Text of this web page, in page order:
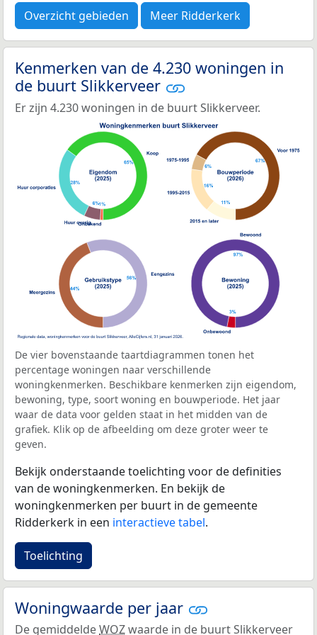
Overzicht gebieden Meer Ridderkerk
Kenmerken van de 4.230 woningen in
de buurt Slikkerveer
Er zijn 4.230 woningen in de buurt Slikkerveer.
De vier bovenstaande taartdiagrammen tonen het
percentage woningen naar verschillende
woningkenmerken. Beschikbare kenmerken zijn eigendom,
bewoning, type, soort woning en bouwperiode. Het jaar
waar de data voor gelden staat in het midden van de
grafiek. Klik op de afbeelding om deze groter weer te
geven.
Bekijk onderstaande toelichting voor de definities
van de woningkenmerken. En bekijk de
woningkenmerken per buurt in de gemeente
Ridderkerk in een interactieve tabel.
Toelichting
Woningwaarde per jaar
De gemiddeldeWOZwaarde in de buurt Slikkerveer